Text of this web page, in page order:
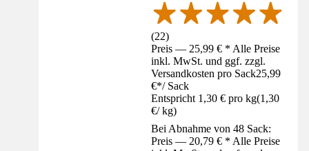
(22)
Preis — 25,99 € * Alle Preise
inkl. MwSt. und ggf. zzgl.
Versandkosten pro Sack25,99
€*/ Sack
Entspricht 1,30 € pro kg(1,30
€/ kg)
Bei Abnahme von 48 Sack:
Preis — 20,79 € * Alle Preise